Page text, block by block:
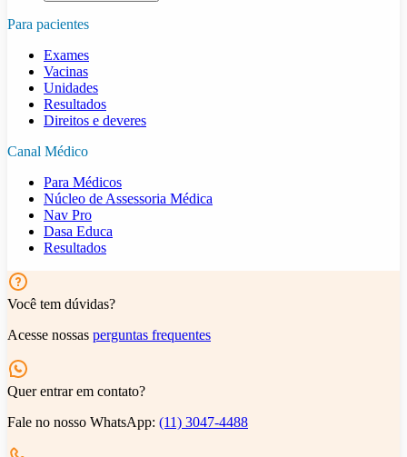
Para pacientes
Exames
Vacinas
Unidades
Resultados
Direitos e deveres
Canal Médico
Para Médicos
Núcleo de Assessoria Médica
Nav Pro
Dasa Educa
Resultados
Você tem dúvidas?
Acesse nossas perguntas frequentes
Quer entrar em contato?
Fale no nosso WhatsApp: (11) 3047-4488